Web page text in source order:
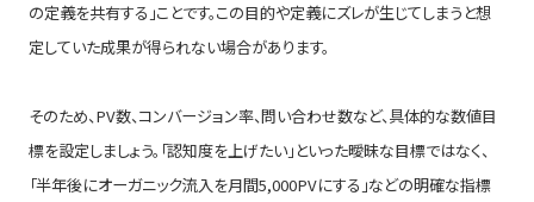
の定義を共有する」ことです。この目的や定義にズレが生じてしまうと想
定していた成果が得られない場合があります。
そのため、PV数、コンバージョン率、問い合わせ数など、具体的な数値目
標を設定しましょう。「認知度を上げたい」といった曖昧な目標ではなく、
「半年後にオーガニック流入を月間5,000PVにする」などの明確な指標